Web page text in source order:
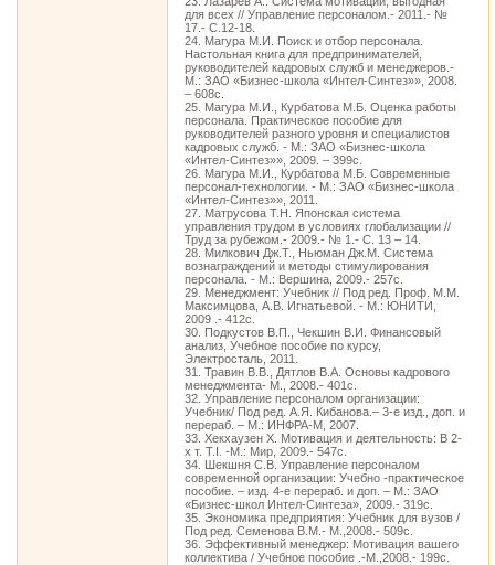
для всех // Управление персоналом.- 2011.- №
17.- С.12-18.
24. Магура М.И. Поиск и отбор персонала.
Настольная книга для предпринимателей,
руководителей кадровых служб и менеджеров.-
М.: ЗАО «Бизнес-школа «Интел-Синтез»», 2008.
– 608с.
25. Магура М.И., Курбатова М.Б. Оценка работы
персонала. Практическое пособие для
руководителей разного уровня и специалистов
кадровых служб. - М.: ЗАО «Бизнес-школа
«Интел-Синтез»», 2009. – 399с.
26. Магура М.И., Курбатова М.Б. Современные
персонал-технологии. - М.: ЗАО «Бизнес-школа
«Интел-Синтез»», 2011.
27. Матрусова Т.Н. Японская система
управления трудом в условиях глобализации //
Труд за рубежом.- 2009.- № 1.- С. 13 – 14.
28. Милкович Дж.Т., Ньюман Дж.М. Система
вознаграждений и методы стимулирования
персонала. - М.: Вершина, 2009.- 257с.
29. Менеджмент: Учебник // Под ред. Проф. М.М.
Максимцова, А.В. Игнатьевой. - М.: ЮНИТИ,
2009 .- 412с.
30. Подкустов В.П., Чекшин В.И. Финансовый
анализ, Учебное пособие по курсу,
Электросталь, 2011.
31. Травин В.В., Дятлов В.А. Основы кадрового
менеджмента- М., 2008.- 401с.
32. Управление персоналом организации:
Учебник/ Под ред. А.Я. Кибанова.– 3-е изд., доп. и
перераб. – М.: ИНФРА-М, 2007.
33. Хекхаузен X. Мотивация и деятельность: В 2-
х т. T.I. -М.: Мир, 2009.- 547с.
34. Шекшня С.В. Управление персоналом
современной организации: Учебно -практическое
пособие. – изд. 4-е перераб. и доп. – М.: ЗАО
«Бизнес-школ Интел-Синтеза», 2009.- 319с.
35. Экономика предприятия: Учебник для вузов /
Под ред. Семенова В.М.- М.,2008.- 509с.
36. Эффективный менеджер: Мотивация вашего
коллектива / Учебное пособие .-М.,2008.- 199с.